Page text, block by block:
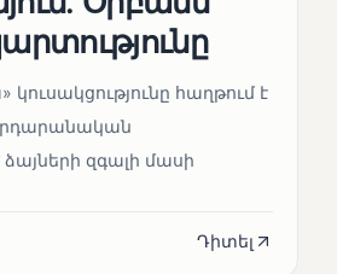
հաղթում է
ձայների զգալի մասի
Դիտել